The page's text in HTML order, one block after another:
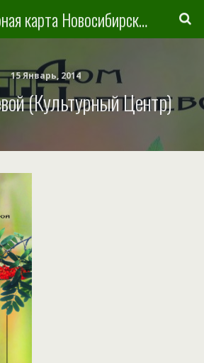
Литературная карта Новосибирска и Новосибирской области
15 Январь, 2014
(культурный Центр)